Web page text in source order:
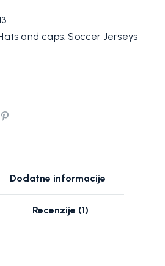
and caps, Soccer Jerseys
Dodatne informacije
Recenzije (1)